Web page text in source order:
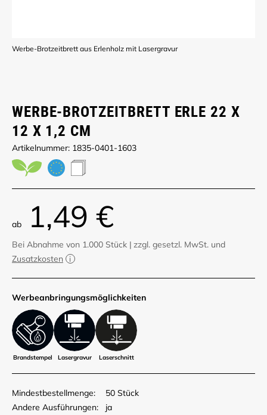
Werbe-Brotzeitbrett aus Erlenholz mit Lasergravur
WERBE-BROTZEITBRETT ERLE 22 X
12 X 1,2 CM
Artikelnummer: 1835-0401-1603
ab 1,49 €
Bei Abnahme von 1.000 Stück | zzgl. gesetzl. MwSt. und
Zusatzkosten
Werbe­anbringungs­möglich­keiten
Brandstempel Lasergravur Laserschnitt
Mindestbestellmenge:
50 Stück
Andere Ausführungen:
ja